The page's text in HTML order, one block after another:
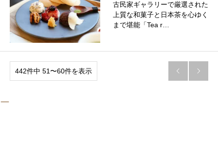
古民家ギャラリーで厳選された
上質な和菓子と日本茶を心ゆく
まで堪能「Tea r…
442件中 51〜60件を表示  